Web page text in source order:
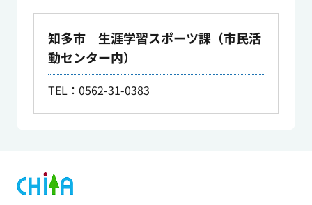
知多市 生涯学習スポーツ課（市民活
動センター内）
TEL：0562-31-0383